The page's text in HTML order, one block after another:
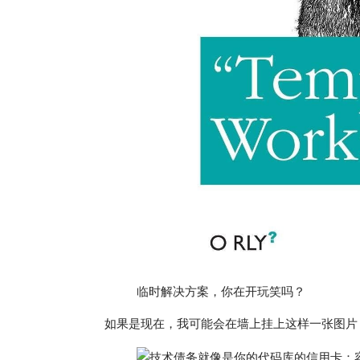
临时解决方案，你在开玩笑吗？
如果是现在，我可能会在墙上挂上这样一张图